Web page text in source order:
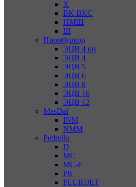
Х
ВК-ВКС
НМШ
Ш
Промбурвод
ЭЦВ 4 кн
ЭЦВ 4
ЭЦВ 5
ЭЦВ 6
ЭЦВ 8
ЭЦВ 10
ЭЦВ 12
MasDaf
INM
NMM
Pedrollo
D
MC
MC-F
PK
PLURIJET